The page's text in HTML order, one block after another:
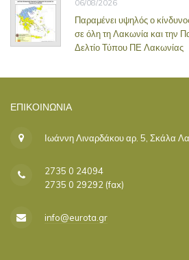
06/08/2026
Παραμένει υψηλός ο
σε όλη τη Λακωνία και
Δελτίο Τύπου ΠΕ Λακωνίας
ΕΠΙΚΟΙΝΩΝΊΑ
Ιωάννη Λιναρδάκου αρ. 5, Σκάλα
2735 0 24094
2735 0 29292 (fax)
info@eurota.gr